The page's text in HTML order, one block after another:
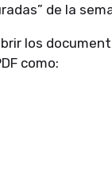
de la
los
como: